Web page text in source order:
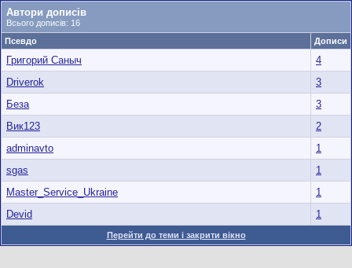
Автори дописів
Всього дописів: 16
Псевдо
Дописи
Григорий Саныч
4
Driverok
3
Беза
3
Вик123
2
adminavto
1
sgas
1
Master_Service_Ukraine
1
Devid
1
Перейти до теми і закрити вікно